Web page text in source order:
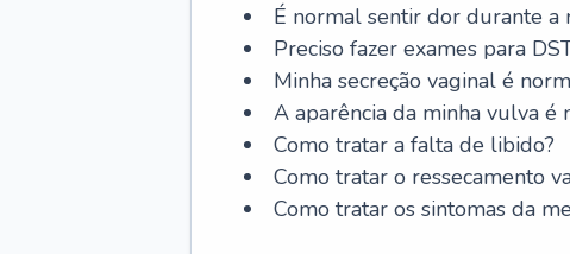
É normal sentir dor durante a
Preciso fazer exames para
Minha secreção vaginal é
A aparência da minha vulva é
Como tratar a falta de libido?
Como tratar o ressecamento
Como tratar os sintomas da